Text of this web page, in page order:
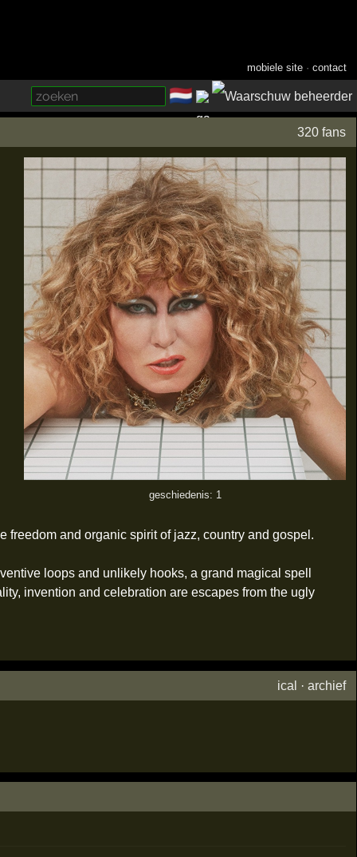
mobiele site ·contact
🇳🇱
320 fans
geschiedenis: 1
and organic spirit of jazz, country and gospel.
loops and unlikely hooks, a grand magical spell
invention and celebration are escapes from the ugly
ical ·archief